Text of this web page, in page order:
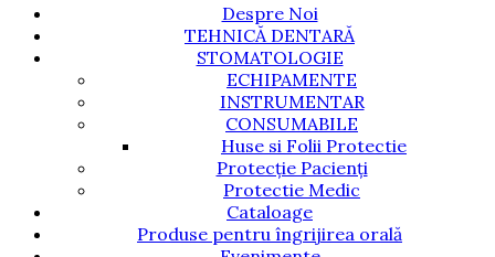
Despre Noi
TEHNICĂ DENTARĂ
STOMATOLOGIE
ECHIPAMENTE
INSTRUMENTAR
CONSUMABILE
Huse si Folii Protectie
Protecție Pacienți
Protectie Medic
Cataloage
Produse pentru îngrijirea orală